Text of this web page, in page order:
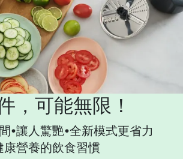
，可能無限！
•讓人驚艷•全新模式更省力
康營養的飲食習慣